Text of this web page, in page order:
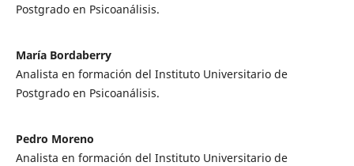
Postgrado en Psicoanálisis.
María Bordaberry
Analista en formación del Instituto Universitario de
Postgrado en Psicoanálisis.
Pedro Moreno
Analista en formación del Instituto Universitario de